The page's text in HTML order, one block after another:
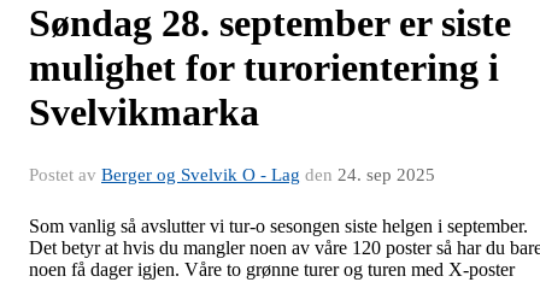
Søndag 28. september er siste
mulighet for turorientering i
Svelvikmarka
Postet av Berger og Svelvik O - Lag den 24. sep 2025
Som vanlig så avslutter vi tur-o sesongen siste helgen i september.
Det betyr at hvis du mangler noen av våre 120 poster så har du
noen få dager igjen. Våre to grønne turer og turen med X-poster